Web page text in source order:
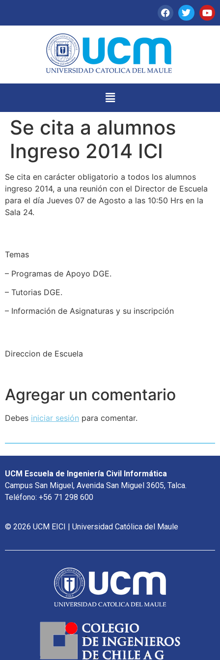
Se cita a alumnos
Ingreso 2014 ICI
Se cita en carácter obligatorio a todos los alumnos
ingreso 2014, a una reunión con el Director de Escuela
para el día Jueves 07 de Agosto a las 10:50 Hrs en la
Sala 24.
Temas
– Programas de Apoyo DGE.
– Tutorias DGE.
– Información de Asignaturas y su inscripción
Direccion de Escuela
Agregar un comentario
Debes iniciar sesión para comentar.
UCM Escuela de Ingeniería Civil Informática
Campus San Miguel, Avenida San Miguel 3605, Talca.
Teléfono: +56 71 298 600
© 2026 UCM EICI | Universidad Católica del Maule